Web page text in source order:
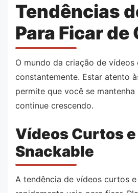
Tendências
Para Ficar de
O mundo da criação de vídeos
constantemente. Estar atento
permite que você se mantenha
continue crescendo.
Vídeos Curtos
Snackable
A tendência de vídeos curtos